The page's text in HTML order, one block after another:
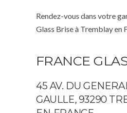
Rendez-vous dans votre
Glass Brise à Tremblay en
FRANCE
45 AV. DU
GAULLE, 93290